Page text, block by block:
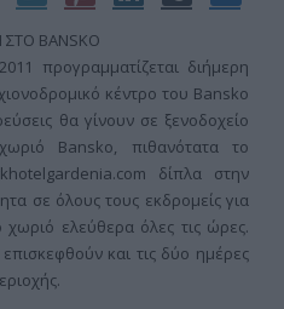
BANSKO
προγραμματίζεται διήμερη
κέντρο του Bansko
θα γίνουν σε ξενοδοχείο
Bansko, πιθανότατα το
δίπλα στην
σε όλους τους εκδρομείς για
ελεύθερα όλες τις ώρες.
και τις δύο ημέρες